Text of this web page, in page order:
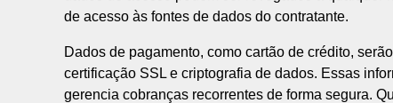
de acesso às fontes de dados do contratante.
Dados de pagamento, como cartão de crédito,
certificação SSL e criptografia de dados. Essas
gerencia cobranças recorrentes de forma segura.